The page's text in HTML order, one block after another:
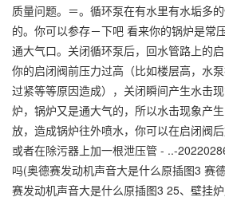
质量问题。＝。循环泵在有水里有水垢多
的。你可以参存－下吧 看来你的锅炉是常
通大气口。关闭循环泵后，回水管路上的
你的启闭阀前压力过高（比如楼层高，水
过紧等等原因造成），关闭瞬间产生水击
炉，锅炉又是通大气的，所以水击现象产
放，造成锅炉往外喷水，你可以在启闭阀后
或者在除污器上加一根泄压管 - ..-
吗(奥德赛发动机声音大是什么原插图3 赛
赛发动机声音大是什么原插图3 25、壁挂